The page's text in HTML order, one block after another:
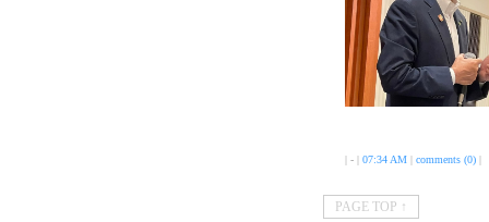
| - | 07:34 AM| comments (0)|
PAGE TOP ↑